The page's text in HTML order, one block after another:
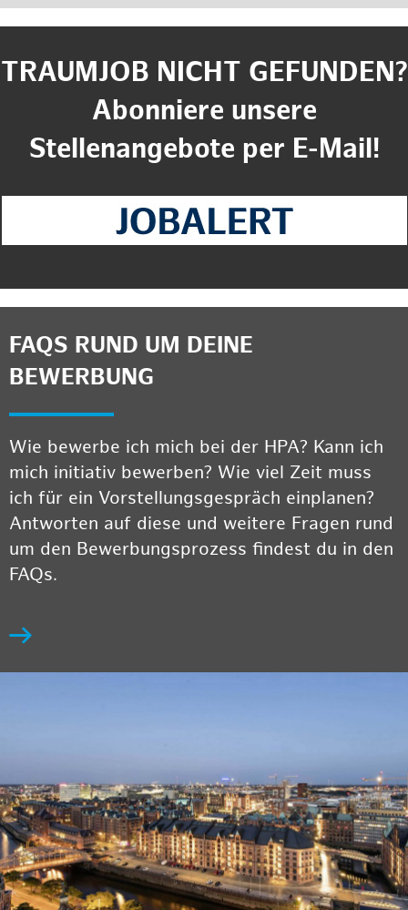
TRAUMJOB NICHT GEFUNDEN?
Abonniere unsere
Stellenangebote per E-Mail!
FAQS RUND UM DEINE
BEWERBUNG
Wie bewerbe ich mich bei der HPA? Kann ich
mich initiativ bewerben? Wie viel Zeit muss
ich für ein Vorstellungsgespräch einplanen?
Antworten auf diese und weitere Fragen rund
um den Bewerbungsprozess findest du in den
FAQs.